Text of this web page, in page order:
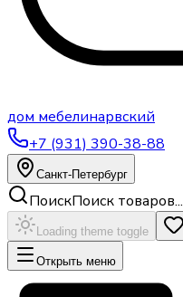
дом мебелинарвский
+7 (931) 390-38-88
Санкт-Петербург
ПоискПоиск товаров...
Loading theme toggle
Открыть меню